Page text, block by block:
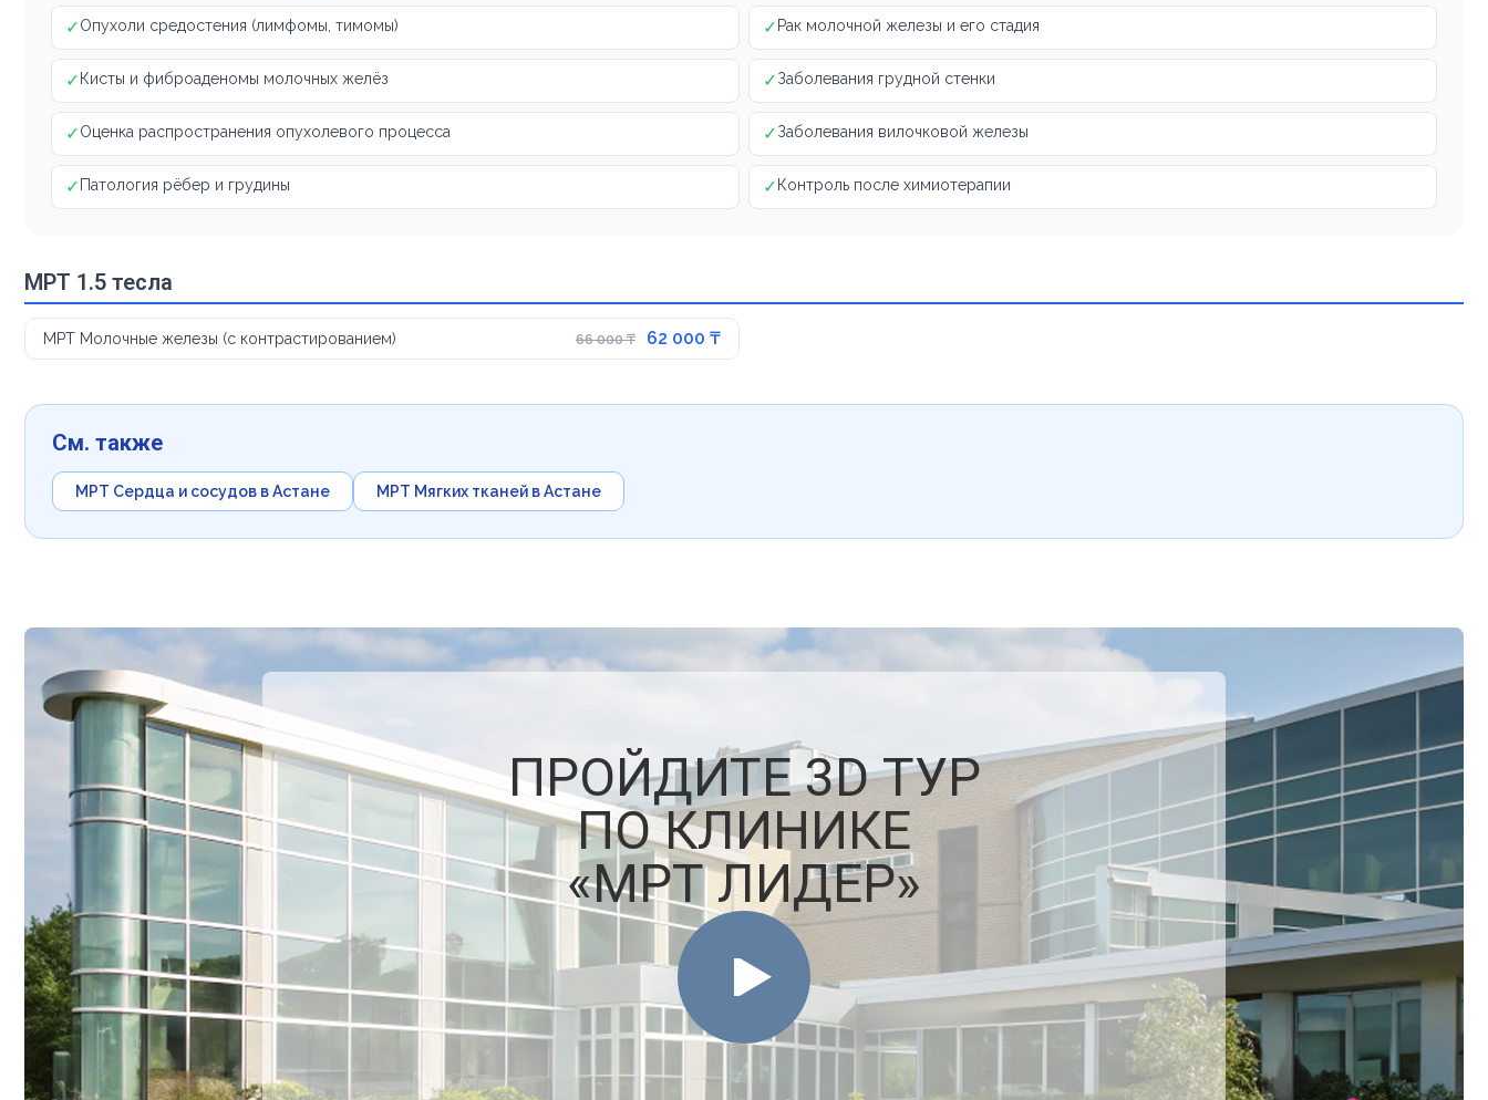
✓Опухоли средостения (лимфомы, тимомы) ✓ Рак молочной железы и его стадия
✓ Кисты и фиброаденомы молочных желёз ✓Заболевания грудной стенки
✓Оценка распространения опухолевого процесса ✓Заболевания вилочковой железы
✓ Патология рёбер и грудины ✓ Контроль после химиотерапии
МРТ 1.5 тесла
МРТ Молочные железы (с контрастированием) 66 000 ₸ 62 000 ₸
См. также
МРТ Сердца и сосудов в Астане МРТ Мягких тканей в Астане
ПРОЙДИТЕ 3D ТУР
ПО КЛИНИКЕ
«МРТ ЛИДЕР»